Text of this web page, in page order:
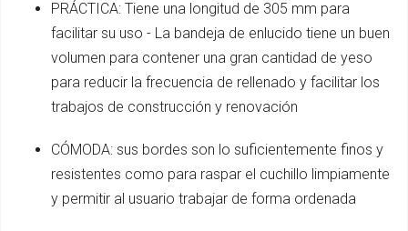
PRÁCTICA: Tiene una longitud de 305 mm para
facilitar su uso - La bandeja de enlucido tiene un buen
volumen para contener una gran cantidad de yeso
para reducir la frecuencia de rellenado y facilitar los
trabajos de construcción y renovación
CÓMODA: sus bordes son lo suficientemente finos y
resistentes como para raspar el cuchillo limpiamente
y permitir al usuario trabajar de forma ordenada